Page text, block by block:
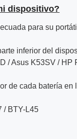
dispositivo?
para su
inferior del
/ Asus K53SV / HP
de cada batería
/ BTY-L45